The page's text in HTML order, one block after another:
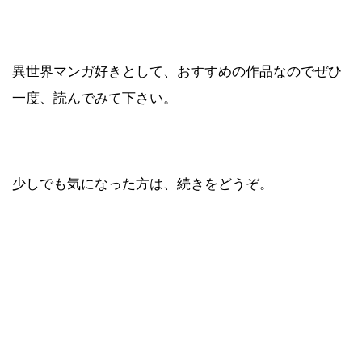
異世界マンガ好きとして、おすすめの作品なのでぜひ
一度、読んでみて下さい。
少しでも気になった方は、続きをどうぞ。